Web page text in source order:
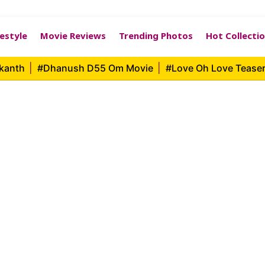
Movie Reviews Trending Photos Hot
#Dhanush D55 Om Movie #Love Oh Love